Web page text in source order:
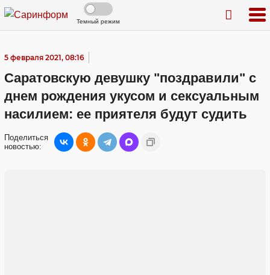
Темный режим
5 февраля 2021, 08:16
Саратовскую девушку "поздравили" с
днем рождения укусом и сексуальным
насилием: ее приятеля будут судить
Поделиться
новостью: